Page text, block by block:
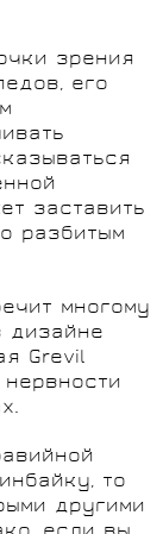
зрения
его
заставить
разбитым
многому
дизайне
Grevil
то
другими